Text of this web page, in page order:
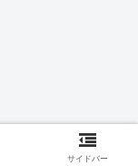
サイドバー